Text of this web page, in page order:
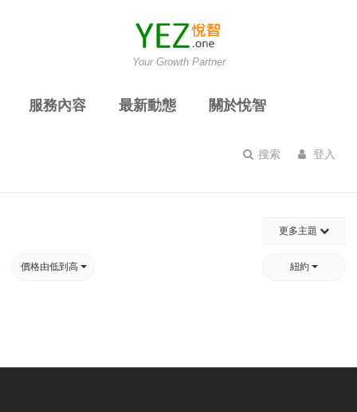
Your Growth Partner
服務內容 最新動態 關於悅智
搜索 登入
更多主題
價格由低到高 紐約